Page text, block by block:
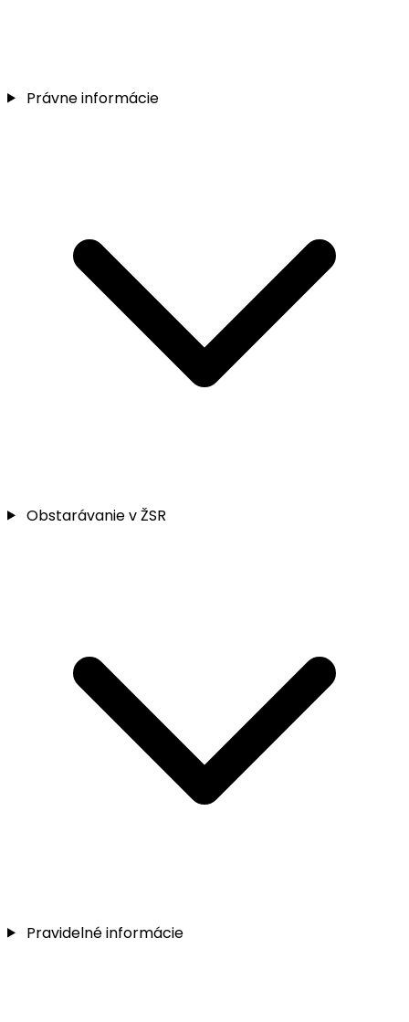
Právne informácie
Obstarávanie v ŽSR
Pravidelné informácie